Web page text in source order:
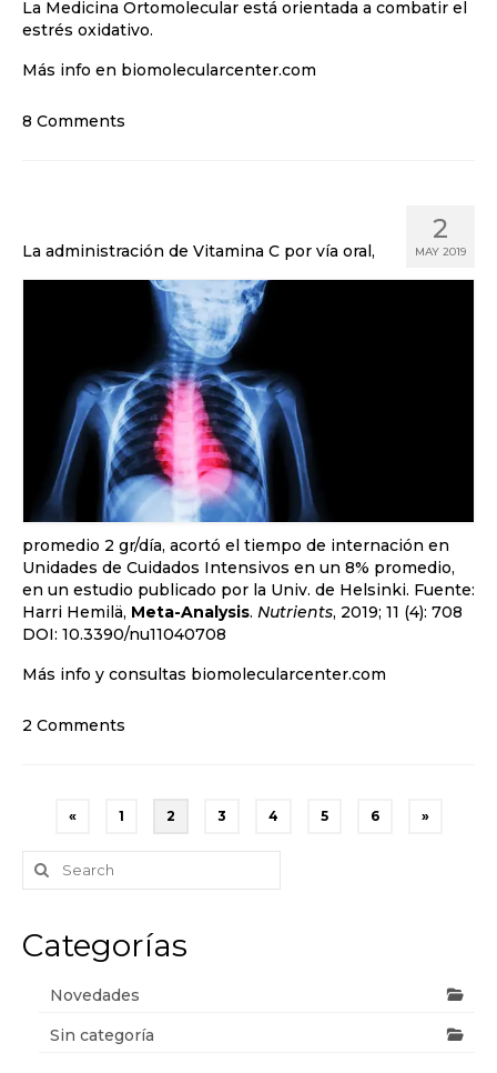
La Medicina Ortomolecular está orientada a combatir el
estrés oxidativo.
Más info en biomolecularcenter.com
8 Comments
2
MAY 2019
La administración de Vitamina C por vía oral,
promedio 2 gr/día, acortó el tiempo de internación en
Unidades de Cuidados Intensivos en un 8% promedio,
en un estudio publicado por la Univ. de Helsinki. Fuente:
Harri Hemilä, Meta-Analysis. Nutrients, 2019; 11 (4): 708
DOI: 10.3390/nu11040708
Más info y consultas biomolecularcenter.com
2 Comments
Paginación
de
entradas
« 1 2 3 4 5 6 »
Search
for:
Categorías
Novedades
Sin categoría